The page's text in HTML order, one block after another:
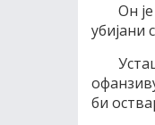
Он
убијани
би